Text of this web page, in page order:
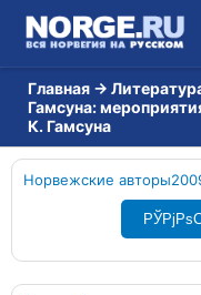
Главная →
Гамсуна:
К. Гамсуна
Норвежские авторы